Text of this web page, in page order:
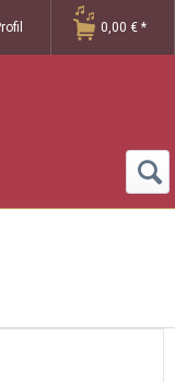
0,00 € *